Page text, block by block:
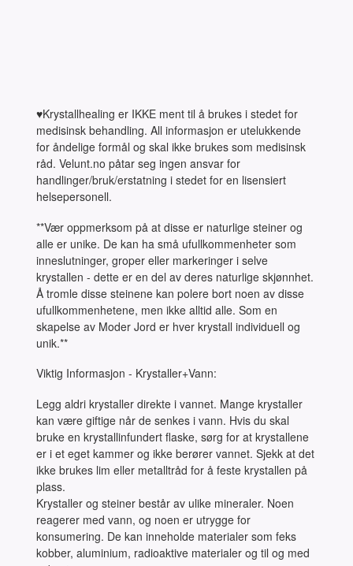
♥Krystallhealing er IKKE ment til å brukes i stedet for
medisinsk behandling. All informasjon er utelukkende
for åndelige formål og skal ikke brukes som medisinsk
råd. Velunt.no påtar seg ingen ansvar for
handlinger/bruk/erstatning i stedet for en lisensiert
helsepersonell.
**Vær oppmerksom på at disse er naturlige steiner og
alle er unike. De kan ha små ufullkommenheter som
inneslutninger, groper eller markeringer i selve
krystallen - dette er en del av deres naturlige skjønnhet.
Å tromle disse steinene kan polere bort noen av disse
ufullkommenhetene, men ikke alltid alle. Som en
skapelse av Moder Jord er hver krystall individuell og
unik.**
Viktig Informasjon - Krystaller+Vann:
Legg aldri krystaller direkte i vannet. Mange krystaller
kan være giftige når de senkes i vann. Hvis du skal
bruke en krystallinfundert flaske, sørg for at krystallene
er i et eget kammer og ikke berører vannet. Sjekk at det
ikke brukes lim eller metalltråd for å feste krystallen på
plass.
Krystaller og steiner består av ulike mineraler. Noen
reagerer med vann, og noen er utrygge for
konsumering. De kan inneholde materialer som feks
kobber, aluminium, radioaktive materialer og til og med